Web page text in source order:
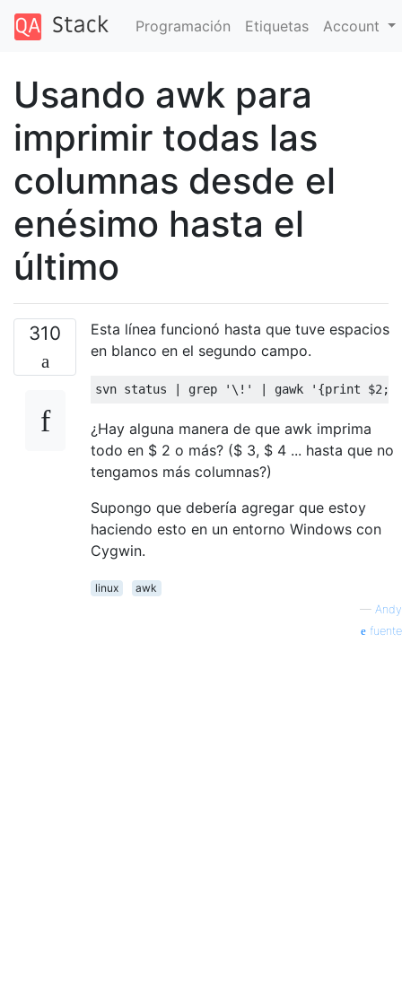
Programación Etiquetas Account
Usando awk para
imprimir todas las
columnas desde el
enésimo hasta el
último
310
Esta línea funcionó hasta que tuve espacios
en blanco en el segundo campo.
svn status | grep '\!' | gawk '{print
¿Hay alguna manera de que awk imprima
todo en $ 2 o más? ($ 3, $ 4 ... hasta que no
tengamos más columnas?)
Supongo que debería agregar que estoy
haciendo esto en un entorno Windows con
Cygwin.
linux
awk
— Andy
fuente